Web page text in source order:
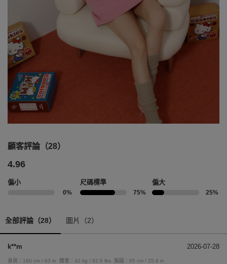
顧客評論（28）
4.96
偏小
0%
尺碼標準
75%
偏大
25%
全部評論（28） 圖片（2）
k**m 2026-07-28
身高：160 cm / 63 in 體重：42 kg / 92.6 lbs
胸圍：65 cm / 25.6 in